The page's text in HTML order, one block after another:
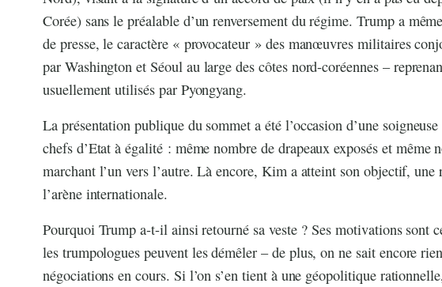
Corée) sans le préalable d’un renversement du régime. Trump a
de presse, le caractère « provocateur » des manœuvres militaires
par Washington et Séoul au large des côtes nord-coréennes –
usuellement utilisés par Pyongyang.
La présentation publique du sommet a été l’occasion d’une
chefs d’Etat à égalité : même nombre de drapeaux exposés et même
marchant l’un vers l’autre. Là encore, Kim a atteint son objectif, une
l’arène internationale.
Pourquoi Trump a-t-il ainsi retourné sa veste ? Ses motivations sont
les trumpologues peuvent les démêler – de plus, on ne sait encore
négociations en cours. Si l’on s’en tient à une géopolitique